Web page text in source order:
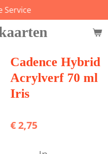
Service
Cadence Hybrid
Acrylverf 70 ml
Iris
€ 2,75